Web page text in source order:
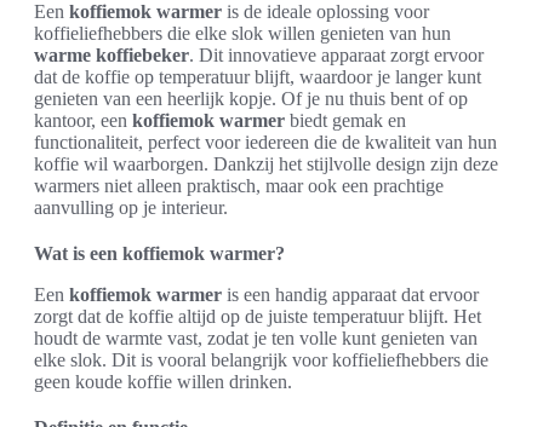
Een koffiemok warmer is de ideale oplossing voor
koffieliefhebbers die elke slok willen genieten van hun
warme koffiebeker. Dit innovatieve apparaat zorgt ervoor
dat de koffie op temperatuur blijft, waardoor je langer kunt
genieten van een heerlijk kopje. Of je nu thuis bent of op
kantoor, een koffiemok warmer biedt gemak en
functionaliteit, perfect voor iedereen die de kwaliteit van hun
koffie wil waarborgen. Dankzij het stijlvolle design zijn deze
warmers niet alleen praktisch, maar ook een prachtige
aanvulling op je interieur.
Wat is een koffiemok warmer?
Een koffiemok warmer is een handig apparaat dat ervoor
zorgt dat de koffie altijd op de juiste temperatuur blijft. Het
houdt de warmte vast, zodat je ten volle kunt genieten van
elke slok. Dit is vooral belangrijk voor koffieliefhebbers die
geen koude koffie willen drinken.